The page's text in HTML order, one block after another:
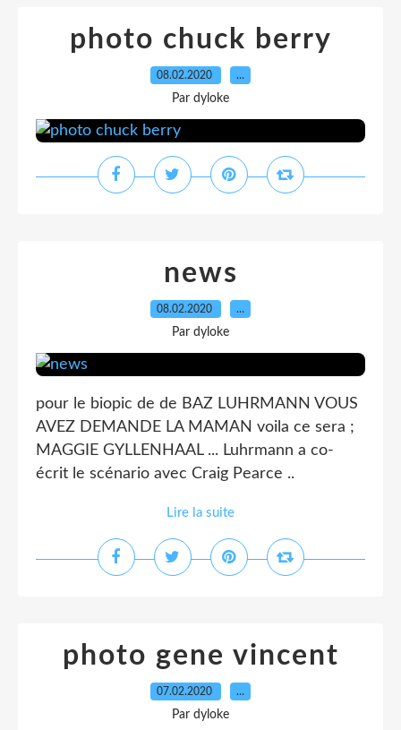
photo chuck berry
08.02.2020 …
Par dyloke
news
08.02.2020 …
Par dyloke
pour le biopic de de BAZ LUHRMANN VOUS
AVEZ DEMANDE LA MAMAN voila ce sera ;
MAGGIE GYLLENHAAL ... Luhrmann a co-
écrit le scénario avec Craig Pearce ..
Lire la suite
photo gene vincent
07.02.2020 …
Par dyloke